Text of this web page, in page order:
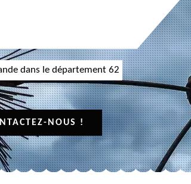
dans le département 62
NOUS !